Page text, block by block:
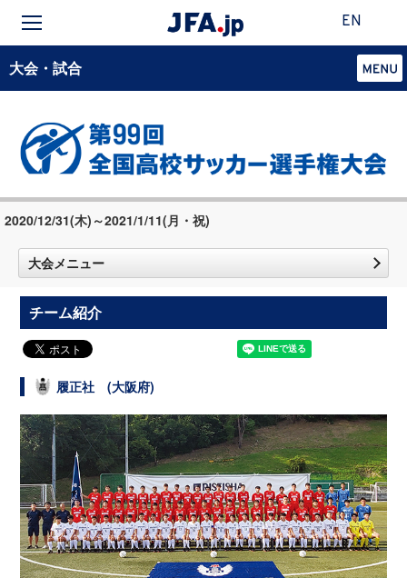
EN
大会・試合
2020/12/31(木)～2021/1/11(月・祝)
大会メニュー
チーム紹介
履正社 (大阪府)